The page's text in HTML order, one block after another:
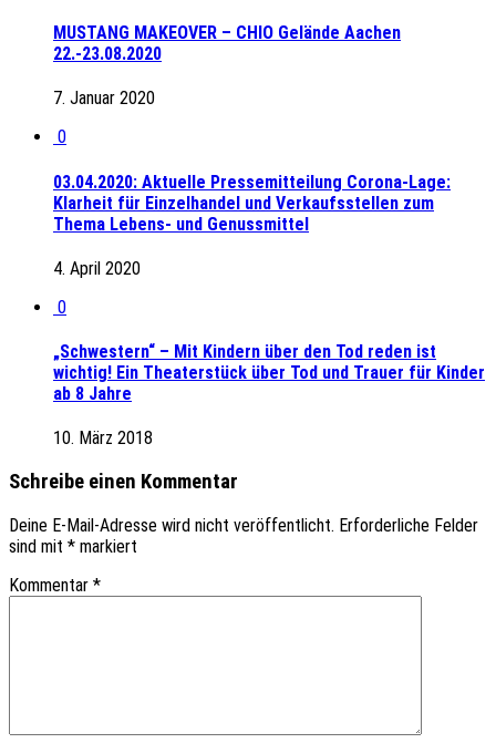
MUSTANG MAKEOVER – CHIO Gelände Aachen
22.-23.08.2020
7. Januar 2020
0
03.04.2020: Aktuelle Pressemitteilung Corona-Lage:
Klarheit für Einzelhandel und Verkaufsstellen zum
Thema Lebens- und Genussmittel
4. April 2020
0
„Schwestern“ – Mit Kindern über den Tod reden ist
wichtig! Ein Theaterstück über Tod und Trauer für Kinder
ab 8 Jahre
10. März 2018
Schreibe einen Kommentar
Deine E-Mail-Adresse wird nicht veröffentlicht. Erforderliche Felder
sind mit * markiert
Kommentar *